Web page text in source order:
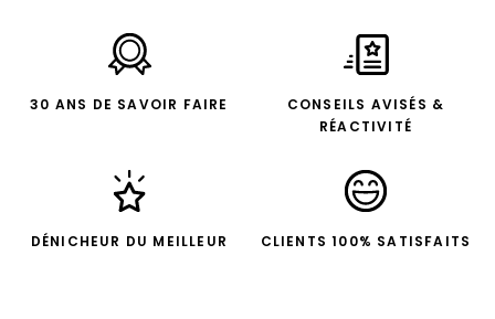
30 ANS DE SAVOIR FAIRE
CONSEILS AVISÉS &
RÉACTIVITÉ
DÉNICHEUR DU MEILLEUR CLIENTS 100% SATISFAITS